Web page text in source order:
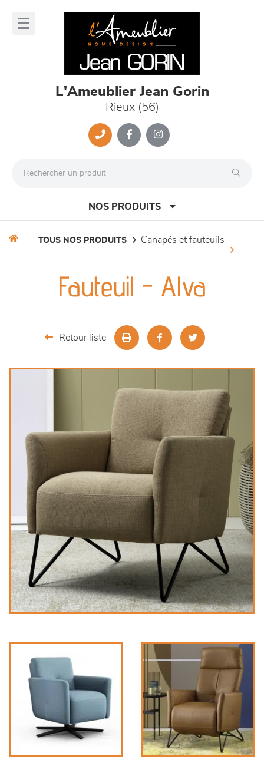
L'Ameublier Jean Gorin
Rieux (56)
NOS PRODUITS
meubles de complément
décoration
TOUS NOS PRODUITS canapés et fauteuils
Fauteuil - Alva
Retour liste